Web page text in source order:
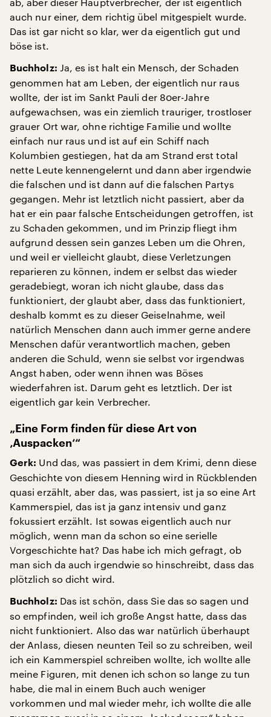
auch nur einer, dem richtig übel mitgespielt wurde.
Das ist gar nicht so klar, wer da eigentlich gut und
böse ist.
Buchholz: Ja, es ist halt ein Mensch, der Schaden
genommen hat am Leben, der eigentlich nur raus
wollte, der ist im Sankt Pauli der 80er-Jahre
aufgewachsen, was ein ziemlich trauriger, trostloser
grauer Ort war, ohne richtige Familie und wollte
einfach nur raus und ist auf ein Schiff nach
Kolumbien gestiegen, hat da am Strand erst total
nette Leute kennengelernt und dann aber irgendwie
die falschen und ist dann auf die falschen Partys
gegangen. Mehr ist letztlich nicht passiert, aber da
hat er ein paar falsche Entscheidungen getroffen, ist
zu Schaden gekommen, und im Prinzip fliegt ihm
aufgrund dessen sein ganzes Leben um die Ohren,
und weil er vielleicht glaubt, diese Verletzungen
reparieren zu können, indem er selbst das wieder
geradebiegt, woran ich nicht glaube, dass das
funktioniert, der glaubt aber, dass das funktioniert,
deshalb kommt es zu dieser Geiselnahme, weil
natürlich Menschen dann auch immer gerne andere
Menschen dafür verantwortlich machen, geben
anderen die Schuld, wenn sie selbst vor irgendwas
Angst haben, oder wenn ihnen was Böses
wiederfahren ist. Darum geht es letztlich. Der ist
eigentlich gar kein Verbrecher.
„Eine Form finden für diese Art von
‚Auspacken‘“
Gerk: Und das, was passiert in dem Krimi, denn diese
Geschichte von diesem Henning wird in Rückblenden
quasi erzählt, aber das, was passiert, ist ja so eine Art
Kammerspiel, das ist ja ganz intensiv und ganz
fokussiert erzählt. Ist sowas eigentlich auch nur
möglich, wenn man da schon so eine serielle
Vorgeschichte hat? Das habe ich mich gefragt, ob
man sich da auch irgendwie so hinschreibt, dass das
plötzlich so dicht wird.
Buchholz: Das ist schön, dass Sie das so sagen und
so empfinden, weil ich große Angst hatte, dass das
nicht funktioniert. Also das war natürlich überhaupt
der Anlass, diesen neunten Teil so zu schreiben, weil
ich ein Kammerspiel schreiben wollte, ich wollte alle
meine Figuren, mit denen ich schon so lange zu tun
habe, die mal in einem Buch auch weniger
vorkommen und mal wieder mehr, ich wollte die alle